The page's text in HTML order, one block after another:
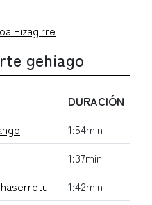
Eizagirre
gehiago
DURACIÓN
1:54min
1:37min
1:42min